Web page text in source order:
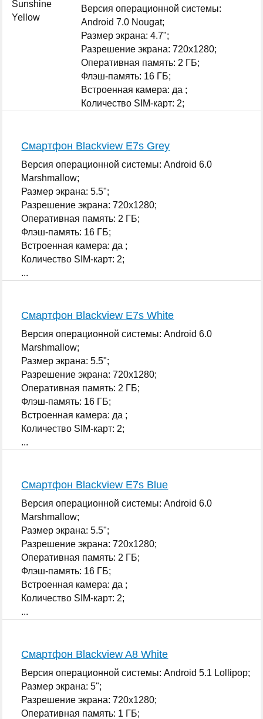
Версия операционной системы:
Android 7.0 Nougat;
Размер экрана: 4.7";
Разрешение экрана: 720x1280;
Оперативная память: 2 ГБ;
Флэш-память: 16 ГБ;
Встроенная камера: да ;
Количество SIM-карт: 2;
Смартфон Blackview E7s Grey
Версия операционной системы: Android 6.0
Marshmallow;
Размер экрана: 5.5";
Разрешение экрана: 720x1280;
Оперативная память: 2 ГБ;
Флэш-память: 16 ГБ;
Встроенная камера: да ;
Количество SIM-карт: 2;
...
Смартфон Blackview E7s White
Версия операционной системы: Android 6.0
Marshmallow;
Размер экрана: 5.5";
Разрешение экрана: 720x1280;
Оперативная память: 2 ГБ;
Флэш-память: 16 ГБ;
Встроенная камера: да ;
Количество SIM-карт: 2;
...
Смартфон Blackview E7s Blue
Версия операционной системы: Android 6.0
Marshmallow;
Размер экрана: 5.5";
Разрешение экрана: 720x1280;
Оперативная память: 2 ГБ;
Флэш-память: 16 ГБ;
Встроенная камера: да ;
Количество SIM-карт: 2;
...
Смартфон Blackview A8 White
Версия операционной системы: Android 5.1 Lollipop;
Размер экрана: 5";
Разрешение экрана: 720x1280;
Оперативная память: 1 ГБ;